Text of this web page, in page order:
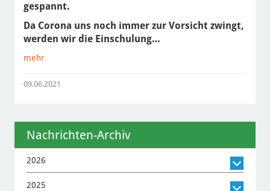
gespannt.
Da Corona uns noch immer zur Vorsicht zwingt,
werden wir die Einschulung…
mehr
09.06.2021
Nachrichten-Archiv
2026
2025